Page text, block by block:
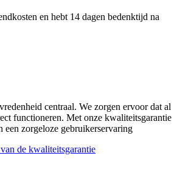
en hebt 14 dagen bedenktijd na
centraal. We zorgen ervoor dat al
functioneren. Met onze kwaliteitsgarantie
een zorgeloze gebruikerservaring
de kwaliteitsgarantie